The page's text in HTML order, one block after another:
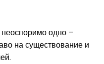
одно –
на существование и